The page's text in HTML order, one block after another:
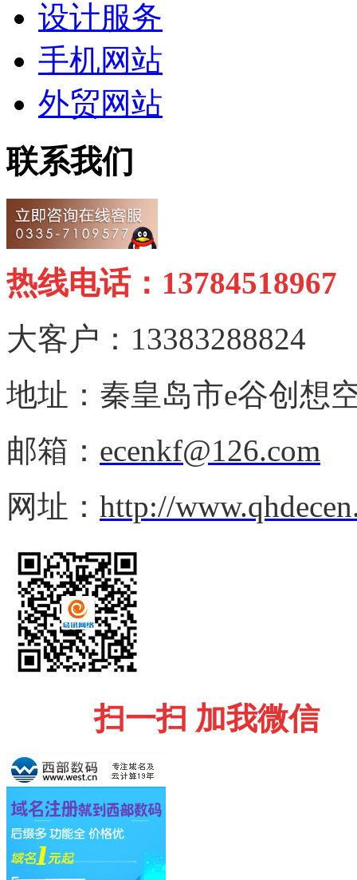
设计服务
手机网站
外贸网站
联系我们
热线电话：13784518967
大客户：13383288824
地址：秦皇岛市e谷创想
邮箱： ecenkf@126.com
网址： http://
扫一扫 加我微信